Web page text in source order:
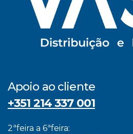
Apoio ao cliente
+351 214 337 001
2ªfeira a 6ªfeira: